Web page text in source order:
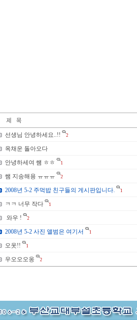
선생님 안녕하세요..!! 2
옥채운 돌아오다
안녕하세여 썜 ㅎㅎ 1
쌤 지송해용 ㅠㅠㅠ 2
2008년 5-2 주먹밥 친구들의 게시판입니다. 1
ㅋㅋ 너무 작다 1
와우 ! 2
2008년 5-2 사진 앨범은 여기서 1
오옷!! 1
우오오오옹 2